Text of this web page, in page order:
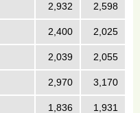
2,932 2,598
2,400 2,025
2,039 2,055
2,970 3,170
1,836 1,931